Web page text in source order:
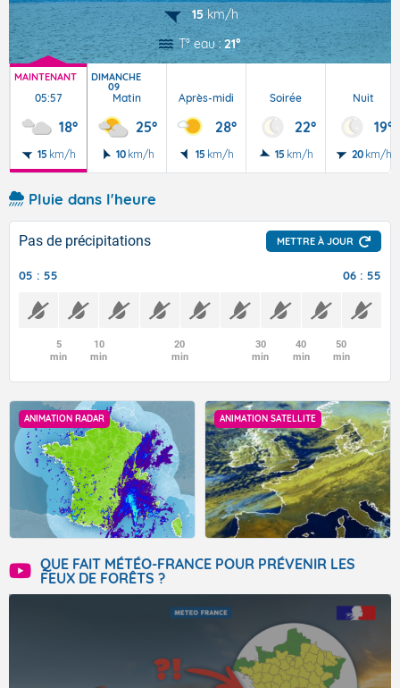
15 km/h
T° eau :21°
MAINTENANT
05:57
18°
15 km/h
DIMANCHE
09
Matin
25°
10 km/h
Après-midi
28°
15 km/h
Soirée
22°
15 km/h
Nuit
19°
20 km/h
Pluie dans l'heure
Pas de précipitations METTRE À JOUR
05 : 55 06 : 55
5
min
10
min
20
min
30
min
40
min
50
min
ANIMATION RADAR ANIMATION SATELLITE
QUE FAIT MÉTÉO-FRANCE POUR PRÉVENIR LES
FEUX DE FORÊTS ?